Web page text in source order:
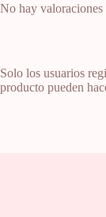
No hay valoraciones
Solo los usuarios
producto pueden